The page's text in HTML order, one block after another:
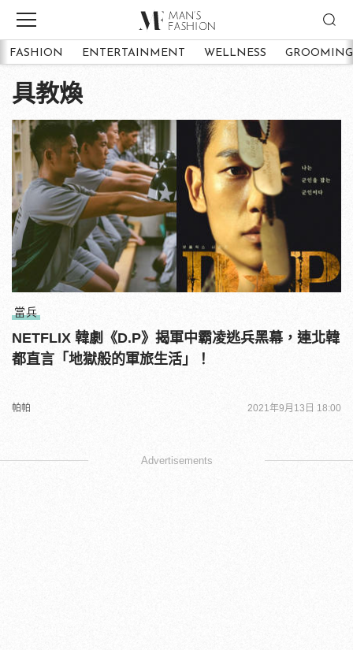
FASHION ENTERTAINMENT WELLNESS GROOMING
具教煥
當兵
NETFLIX 韓劇《D.P》揭軍中霸凌逃兵黑幕，連北韓
都直言「地獄般的軍旅生活」！
帕帕 2021年9月13日 18:00
Advertisements